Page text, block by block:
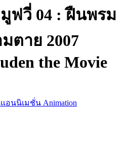
ฟวี่ 04 : ฝืนพรม
ตาย 2007
the Movie
แอนนิเมชั่น Animation